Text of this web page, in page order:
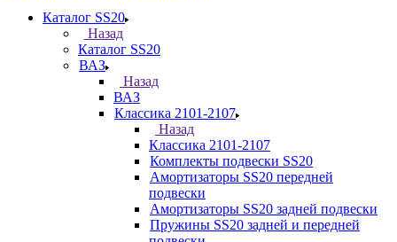
Каталог SS20
Назад
Каталог SS20
ВАЗ
Назад
ВАЗ
Классика 2101-2107
Назад
Классика 2101-2107
Комплекты подвески SS20
Амортизаторы SS20 передней
подвески
Амортизаторы SS20 задней подвески
Пружины SS20 задней и передней